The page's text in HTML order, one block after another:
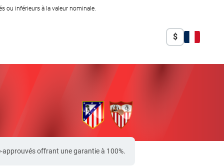
ou inférieurs à la valeur nominale.
$
offrant une garantie à 100%.